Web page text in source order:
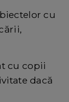
cu
cu copii
dacă